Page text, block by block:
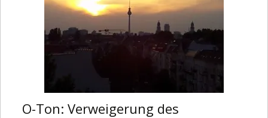
O-Ton: Verweigerung des